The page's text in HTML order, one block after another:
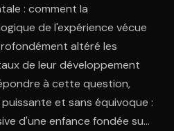
: comment la
de l'expérience vécue
altéré les
de leur développement
à cette question,
et sans équivoque :
d'une enfance fondée sur